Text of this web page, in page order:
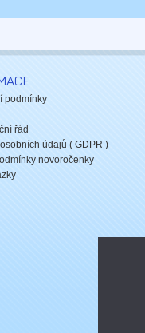
podmínky
řád
údajů ( GDPR )
novoročenky